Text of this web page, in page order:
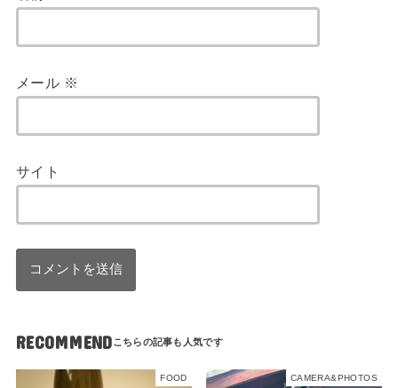
メール ※
サイト
RECOMMEND
FOOD CAMERA&PHOTOS